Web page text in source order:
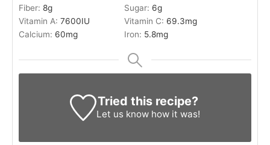
Fiber: 8g Sugar: 6g
Vitamin A: 7600IU Vitamin C: 69.3mg
Calcium: 60mg Iron: 5.8mg
Tried this recipe?
Let us knowhow it was!